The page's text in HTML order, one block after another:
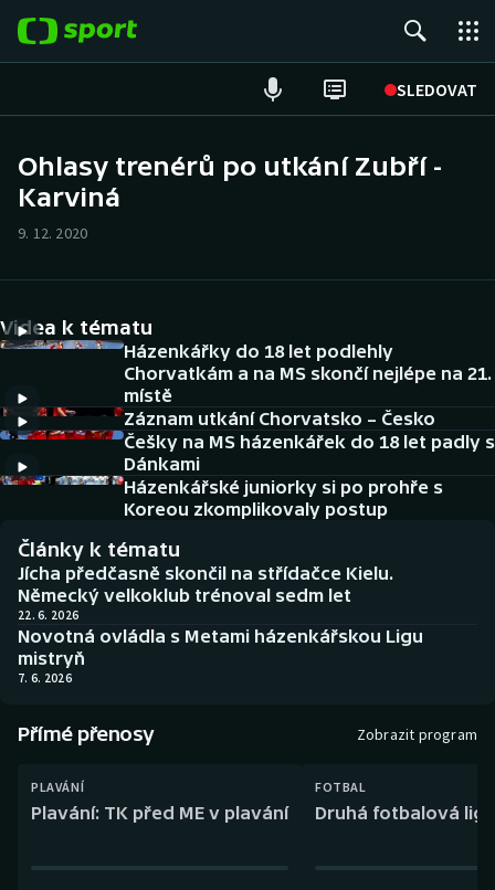
SLEDOVAT
Hokej
Cyklistika
DALŠÍ SPORTY
Americký fotbal
Baseball a softbal
Basketbal
Biatlon
Boby a skeleton
Box
Curling
NEPŘEHLÉDNĚTE
Historické návraty
Aplikace ČT sport
AZ kvíz
Ohlasy trenérů po utkání Zubří -
Karviná
9. 12. 2020
Videa k tématu
Házenkářky do 18 let podlehly
Chorvatkám a na MS skončí nejlépe na 21.
místě
Záznam utkání Chorvatsko – Česko
Češky na MS házenkářek do 18 let padly s
Dánkami
Házenkářské juniorky si po prohře s
Koreou zkomplikovaly postup
Články k tématu
Jícha předčasně skončil na střídačce Kielu.
Německý velkoklub trénoval sedm let
22. 6. 2026
Novotná ovládla s Metami házenkářskou Ligu
mistryň
7. 6. 2026
Přímé přenosy Zobrazit program
PLAVÁNÍ
Plavání: TK před ME v plavání
FOTBAL
Druhá fotbalová